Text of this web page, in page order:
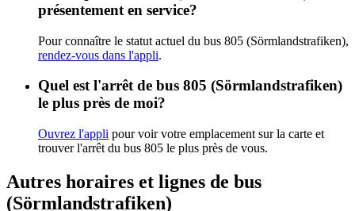
présentement en service?
Pour connaître le statut actuel du bus 805 (Sörmlandstrafiken),
rendez-vous dans l'appli.
Quel est l'arrêt de bus 805 (Sörmlandstrafiken)
le plus près de moi?
Ouvrez l'appli pour voir votre emplacement sur la carte et
trouver l'arrêt du bus 805 le plus près de vous.
Autres horaires et lignes de bus
(Sörmlandstrafiken)